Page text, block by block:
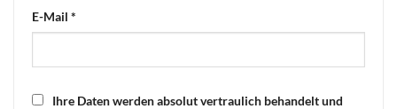
E-Mail *
Ihre Daten werden absolut vertraulich behandelt und